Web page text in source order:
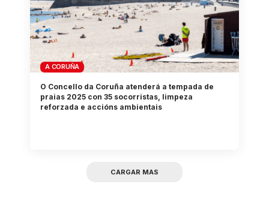
A CORUÑA
O Concello da Coruña atenderá a tempada de
praias 2025 con 35 socorristas, limpeza
reforzada e accións ambientais
CARGAR MAS